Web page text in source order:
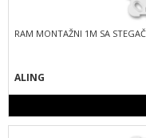
RAM MONTAŽNI 1M SA
ALING